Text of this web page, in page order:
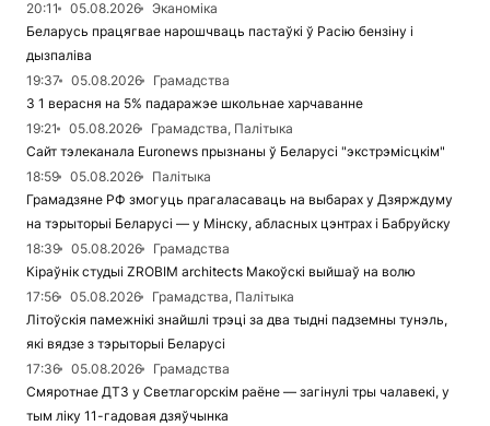
20:11
05.08.2026
Эканоміка
Беларусь працягвае нарошчваць пастаўкі ў Расію бензіну і
дызпаліва
19:37
05.08.2026
Грамадства
З 1 верасня на 5% падаражэе школьнае харчаванне
19:21
05.08.2026
Грамадства, Палітыка
Сайт тэлеканала Euronews прызнаны ў Беларусі "экстрэмісцкім"
18:59
05.08.2026
Палітыка
Грамадзяне РФ змогуць прагаласаваць на выбарах у Дзярждуму
на тэрыторыі Беларусі — у Мінску, абласных цэнтрах і Бабруйску
18:39
05.08.2026
Грамадства
Кіраўнік студыі ZROBIM architects Макоўскі выйшаў на волю
17:56
05.08.2026
Грамадства, Палітыка
Літоўскія памежнікі знайшлі трэці за два тыдні падземны тунэль,
які вядзе з тэрыторыі Беларусі
17:36
05.08.2026
Грамадства
Смяротнае ДТЗ у Светлагорскім раёне — загінулі тры чалавекі, у
тым ліку 11-гадовая дзяўчынка